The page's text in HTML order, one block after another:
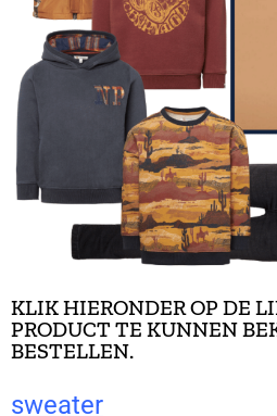
KLIK HIERONDER OP DE
PRODUCT TE KUNNEN
BESTELLEN.
sweater